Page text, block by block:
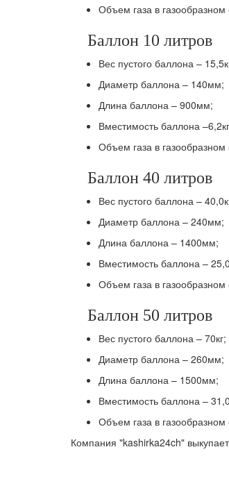
Объем газа в
Баллон 10 литров
Вес пустого баллона –
Диаметр баллона – 140мм;
Длина баллона – 900мм;
Вместимость баллона
Объем газа в
Баллон 40 литров
Вес пустого баллона –
Диаметр баллона – 240мм;
Длина баллона – 1400мм;
Вместимость баллона –
Объем газа в
Баллон 50 литров
Вес пустого баллона – 70кг;
Диаметр баллона – 260мм;
Длина баллона – 1500мм;
Вместимость баллона –
Объем газа в
Компания "kashirka24ch"